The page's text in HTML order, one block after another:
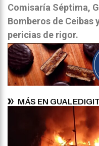
Comisaría Séptima,
Bomberos de Ceibas
pericias de rigor.
MÁS EN